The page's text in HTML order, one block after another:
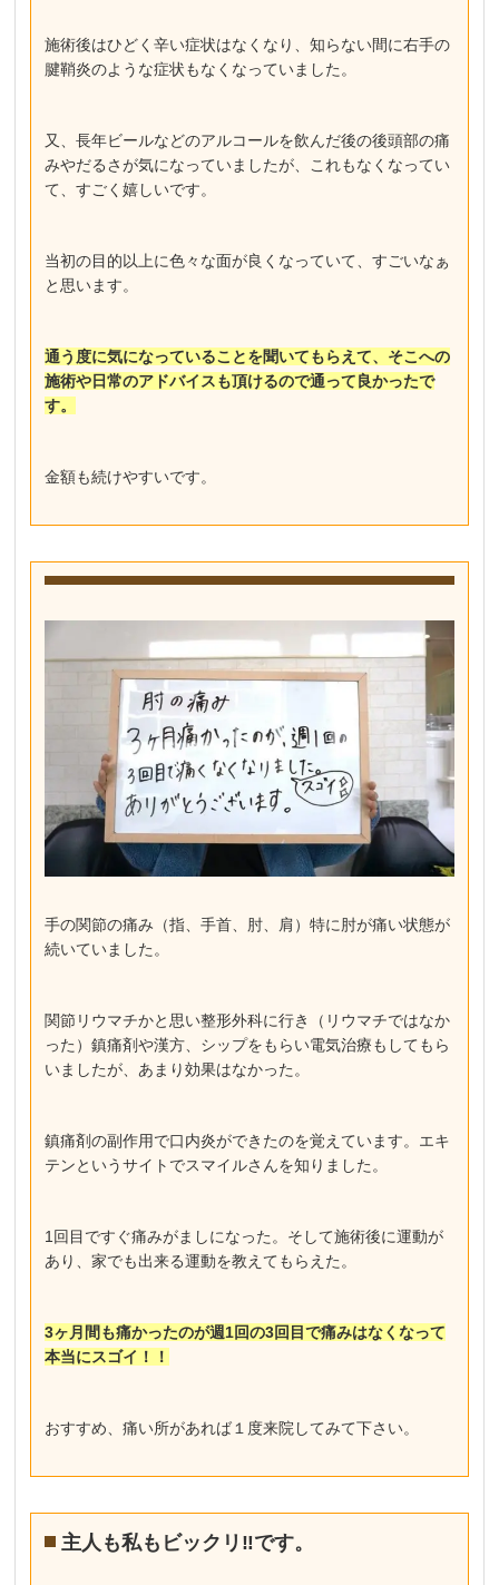
施術後はひどく辛い症状はなくなり、知らない間に右手の
腱鞘炎のような症状もなくなっていました。
又、長年ビールなどのアルコールを飲んだ後の後頭部の痛
みやだるさが気になっていましたが、これもなくなってい
て、すごく嬉しいです。
当初の目的以上に色々な面が良くなっていて、すごいなぁ
と思います。
通う度に気になっていることを聞いてもらえて、そこへの
施術や日常のアドバイスも頂けるので通って良かったで
す。
金額も続けやすいです。
手の関節の痛み（指、手首、肘、肩）特に肘が痛い状態が
続いていました。
関節リウマチかと思い整形外科に行き（リウマチではなか
った）鎮痛剤や漢方、シップをもらい電気治療もしてもら
いましたが、あまり効果はなかった。
鎮痛剤の副作用で口内炎ができたのを覚えています。エキ
テンというサイトでスマイルさんを知りました。
1回目ですぐ痛みがましになった。そして施術後に運動が
あり、家でも出来る運動を教えてもらえた。
3ヶ月間も痛かったのが週1回の3回目で痛みはなくなって
本当にスゴイ！！
おすすめ、痛い所があれば１度来院してみて下さい。
主人も私もビックリ‼︎です。